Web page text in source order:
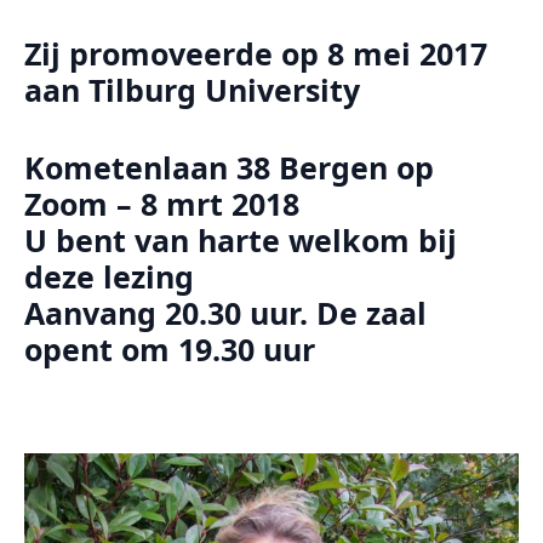
Zij promoveerde op 8 mei 2017
aan Tilburg University
Kometenlaan 38 Bergen op
Zoom – 8 mrt 2018
U bent van harte welkom bij
deze lezing
Aanvang 20.30 uur. De zaal
opent om 19.30 uur